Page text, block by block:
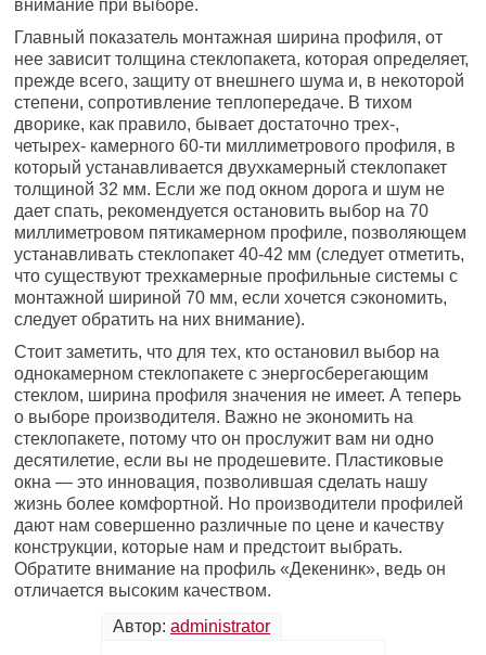
внимание при выборе.
Главный показатель монтажная ширина профиля, от
нее зависит толщина стеклопакета, которая определяет,
прежде всего, защиту от внешнего шума и, в некоторой
степени, сопротивление теплопередаче. В тихом
дворике, как правило, бывает достаточно трех-,
четырех- камерного 60-ти миллиметрового профиля, в
который устанавливается двухкамерный стеклопакет
толщиной 32 мм. Если же под окном дорога и шум не
дает спать, рекомендуется остановить выбор на 70
миллиметровом пятикамерном профиле, позволяющем
устанавливать стеклопакет 40-42 мм (следует отметить,
что существуют трехкамерные профильные системы с
монтажной шириной 70 мм, если хочется сэкономить,
следует обратить на них внимание).
Стоит заметить, что для тех, кто остановил выбор на
однокамерном стеклопакете с энергосберегающим
стеклом, ширина профиля значения не имеет. А теперь
о выборе производителя. Важно не экономить на
стеклопакете, потому что он прослужит вам ни одно
десятилетие, если вы не продешевите. Пластиковые
окна — это инновация, позволившая сделать нашу
жизнь более комфортной. Но производители профилей
дают нам совершенно различные по цене и качеству
конструкции, которые нам и предстоит выбрать.
Обратите внимание на профиль «Декенинк», ведь он
отличается высоким качеством.
Автор: administrator